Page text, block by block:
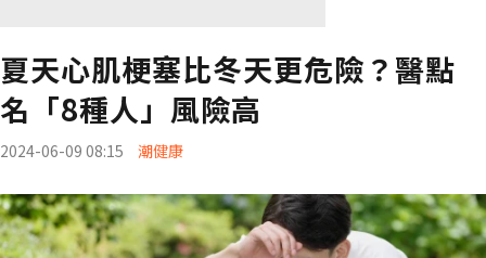
夏天心肌梗塞比冬天更危險？醫點
名「8種人」風險高
2024-06-09 08:15 潮健康